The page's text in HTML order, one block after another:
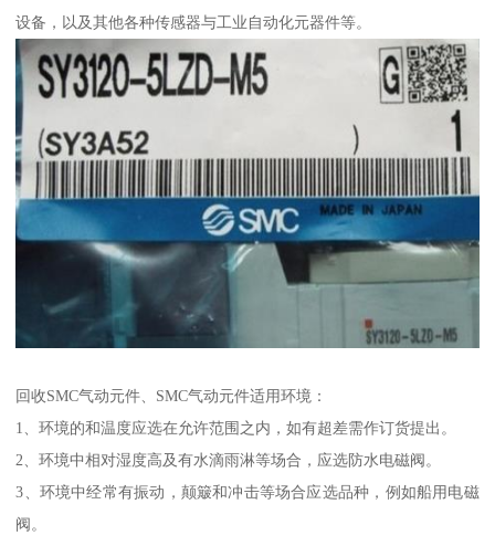
设备，以及其他各种传感器与工业自动化元器件等。
回收SMC气动元件、SMC气动元件适用环境：
1、环境的和温度应选在允许范围之内，如有超差需作订货提出。
2、环境中相对湿度高及有水滴雨淋等场合，应选防水电磁阀。
3、环境中经常有振动，颠簸和冲击等场合应选品种，例如船用电磁
阀。